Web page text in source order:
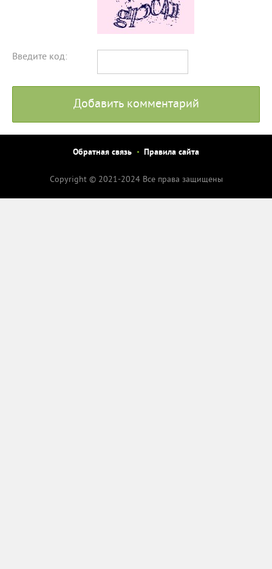
Введите код:
Добавить комментарий
Обратная связь Правила сайта
Copyright © 2021-2024 Все права защищены